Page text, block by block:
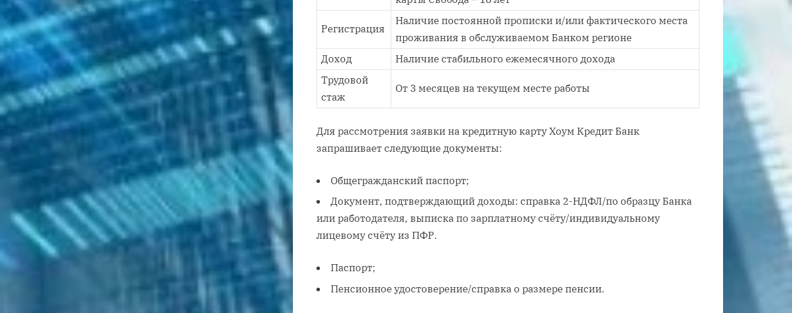
Регистрация
Наличие постоянной прописки и/или фактического места
проживания в обслуживаемом Банком регионе
Доход
Наличие стабильного ежемесячного дохода
Трудовой
стаж
От 3 месяцев на текущем месте работы
Для рассмотрения заявки на кредитную карту Хоум Кредит Банк
запрашивает следующие документы:
Общегражданский паспорт;
Документ, подтверждающий доходы: справка 2-НДФЛ/по образцу Банка
или работодателя, выписка по зарплатному счёту/индивидуальному
лицевому счёту из ПФР.
Паспорт;
Пенсионное удостоверение/справка о размере пенсии.